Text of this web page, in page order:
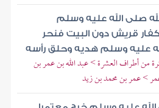
صلى الله عليه وسلم
قريش دون البيت فنحر
عليه وسلم هديه وحلق رأسه
من أطراف العشرة > عبد الله بن عمر بن
> عمر بن محمد بن زيد